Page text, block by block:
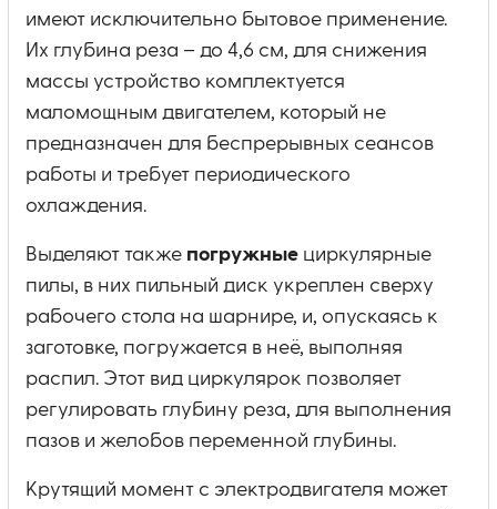
имеют исключительно бытовое применение.
Их глубина реза – до 4,6 см, для снижения
массы устройство комплектуется
маломощным двигателем, который не
предназначен для беспрерывных сеансов
работы и требует периодического
охлаждения.
Выделяют также погружные циркулярные
пилы, в них пильный диск укреплен сверху
рабочего стола на шарнире, и, опускаясь к
заготовке, погружается в неё, выполняя
распил. Этот вид циркулярок позволяет
регулировать глубину реза, для выполнения
пазов и желобов переменной глубины.
Крутящий момент с электродвигателя может